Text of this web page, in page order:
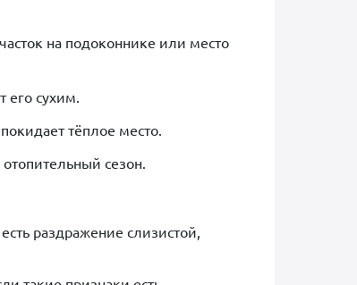
на подоконнике или место
его сухим.
тёплое место.
сезон.
раздражение слизистой,